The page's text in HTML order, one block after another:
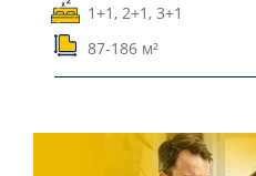
1+1, 2+1, 3+1
87-186 м²